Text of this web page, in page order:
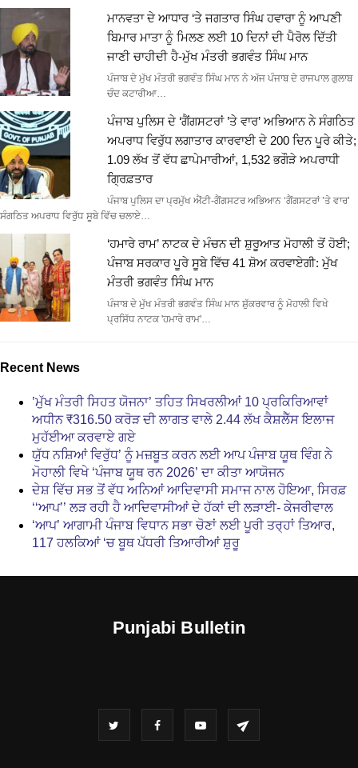
ਮਾਨਵਤਾ ਦੇ ਆਧਾਰ ‘ਤੇ ਜਗਤਾਰ ਸਿੰਘ ਹਵਾਰਾ ਨੂੰ ਆਪਣੀ
ਬਿਮਾਰ ਮਾਤਾ ਨੂੰ ਮਿਲਣ ਲਈ 10 ਦਿਨਾਂ ਦੀ ਪੈਰੋਲ ਦਿੱਤੀ
ਜਾਣੀ ਚਾਹੀਦੀ ਹੈ-ਮੁੱਖ ਮੰਤਰੀ ਭਗਵੰਤ ਸਿੰਘ ਮਾਨ
ਪੰਜਾਬ ਦੇ ਮੁੱਖ ਮੰਤਰੀ ਭਗਵੰਤ ਸਿੰਘ ਮਾਨ ਨੇ ਅੱਜ ਪੰਜਾਬ ਦੇ ਰਾਜਪਾਲ ਗੁਲਾਬ
ਚੰਦ ਕਟਾਰੀਆ…
ਪੰਜਾਬ ਪੁਲਿਸ ਦੇ ‘ਗੈਂਗਸਟਰਾਂ ’ਤੇ ਵਾਰ’ ਅਭਿਆਨ ਨੇ ਸੰਗਠਿਤ
ਅਪਰਾਧ ਵਿਰੁੱਧ ਲਗਾਤਾਰ ਕਾਰਵਾਈ ਦੇ 200 ਦਿਨ ਪੂਰੇ ਕੀਤੇ;
1.09 ਲੱਖ ਤੋਂ ਵੱਧ ਛਾਪੇਮਾਰੀਆਂ, 1,532 ਭਗੌੜੇ ਅਪਰਾਧੀ
ਗ੍ਰਿਫ਼ਤਾਰ
ਪੰਜਾਬ ਪੁਲਿਸ ਦਾ ਪ੍ਰਮੁੱਖ ਐਂਟੀ-ਗੈਂਗਸਟਰ ਅਭਿਆਨ ‘ਗੈਂਗਸਟਰਾਂ ’ਤੇ ਵਾਰ’
ਸੰਗਠਿਤ ਅਪਰਾਧ ਵਿਰੁੱਧ ਸੂਬੇ ਵਿੱਚ ਚਲਾਏ…
‘ਹਮਾਰੇ ਰਾਮ’ ਨਾਟਕ ਦੇ ਮੰਚਨ ਦੀ ਸ਼ੁਰੂਆਤ ਮੋਹਾਲੀ ਤੋਂ ਹੋਈ;
ਪੰਜਾਬ ਸਰਕਾਰ ਪੂਰੇ ਸੂਬੇ ਵਿੱਚ 41 ਸ਼ੋਅ ਕਰਵਾਏਗੀ: ਮੁੱਖ
ਮੰਤਰੀ ਭਗਵੰਤ ਸਿੰਘ ਮਾਨ
ਪੰਜਾਬ ਦੇ ਮੁੱਖ ਮੰਤਰੀ ਭਗਵੰਤ ਸਿੰਘ ਮਾਨ ਸ਼ੁੱਕਰਵਾਰ ਨੂੰ ਮੋਹਾਲੀ ਵਿਖੇ
ਪ੍ਰਸਿੱਧ ਨਾਟਕ 'ਹਮਾਰੇ ਰਾਮ'…
Recent News
’ਮੁੱਖ ਮੰਤਰੀ ਸਿਹਤ ਯੋਜਨਾ’ ਤਹਿਤ ਸਿਖਰਲੀਆਂ 10 ਪ੍ਰਕਿਰਿਆਵਾਂ
ਅਧੀਨ ₹316.50 ਕਰੋੜ ਦੀ ਲਾਗਤ ਵਾਲੇ 2.44 ਲੱਖ ਕੈਸ਼ਲੈੱਸ ਇਲਾਜ
ਮੁਹੱਈਆ ਕਰਵਾਏ ਗਏ
ਯੁੱਧ ਨਸ਼ਿਆਂ ਵਿਰੁੱਧ’ ਨੂੰ ਮਜ਼ਬੂਤ ਕਰਨ ਲਈ ਆਪ ਪੰਜਾਬ ਯੂਥ ਵਿੰਗ ਨੇ
ਮੋਹਾਲੀ ਵਿਖੇ ‘ਪੰਜਾਬ ਯੂਥ ਰਨ 2026’ ਦਾ ਕੀਤਾ ਆਯੋਜਨ
ਦੇਸ਼ ਵਿੱਚ ਸਭ ਤੋਂ ਵੱਧ ਅਨਿਆਂ ਆਦਿਵਾਸੀ ਸਮਾਜ ਨਾਲ ਹੋਇਆ, ਸਿਰਫ਼
‘‘ਆਪ’’ ਲੜ ਰਹੀ ਹੈ ਆਦਿਵਾਸੀਆਂ ਦੇ ਹੱਕਾਂ ਦੀ ਲੜਾਈ- ਕੇਜਰੀਵਾਲ
‘ਆਪ’ ਆਗਾਮੀ ਪੰਜਾਬ ਵਿਧਾਨ ਸਭਾ ਚੋਣਾਂ ਲਈ ਪੂਰੀ ਤਰ੍ਹਾਂ ਤਿਆਰ,
117 ਹਲਕਿਆਂ ‘ਚ ਬੂਥ ਪੱਧਰੀ ਤਿਆਰੀਆਂ ਸ਼ੁਰੂ
Punjabi Bulletin